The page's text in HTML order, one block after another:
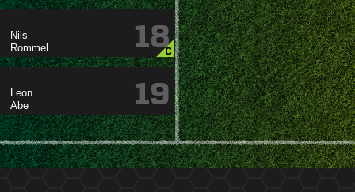


18
C


19